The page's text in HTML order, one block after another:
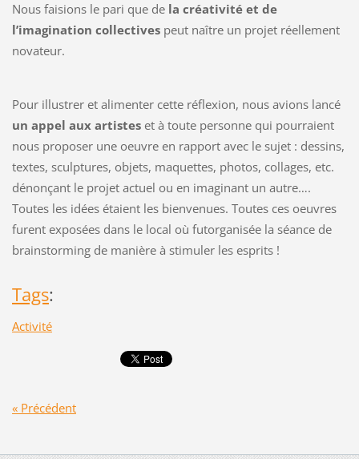
Nous faisions le pari que dela créativité et de
l’imagination collectivespeut naître un projet réellement
novateur.
Pour illustrer et alimenter cette réflexion, nous avions lancé
un appel aux artisteset à toute personne qui pourraient
nous proposer une oeuvre en rapport avec le sujet : dessins,
textes, sculptures, objets, maquettes, photos, collages, etc.
dénonçant le projet actuel ou en imaginant un autre….
Toutes les idées étaient les bienvenues. Toutes ces oeuvres
furent exposées dans le local où futorganisée la séance de
brainstorming de manière à stimuler les esprits !
Tags:
Activité
« Précédent